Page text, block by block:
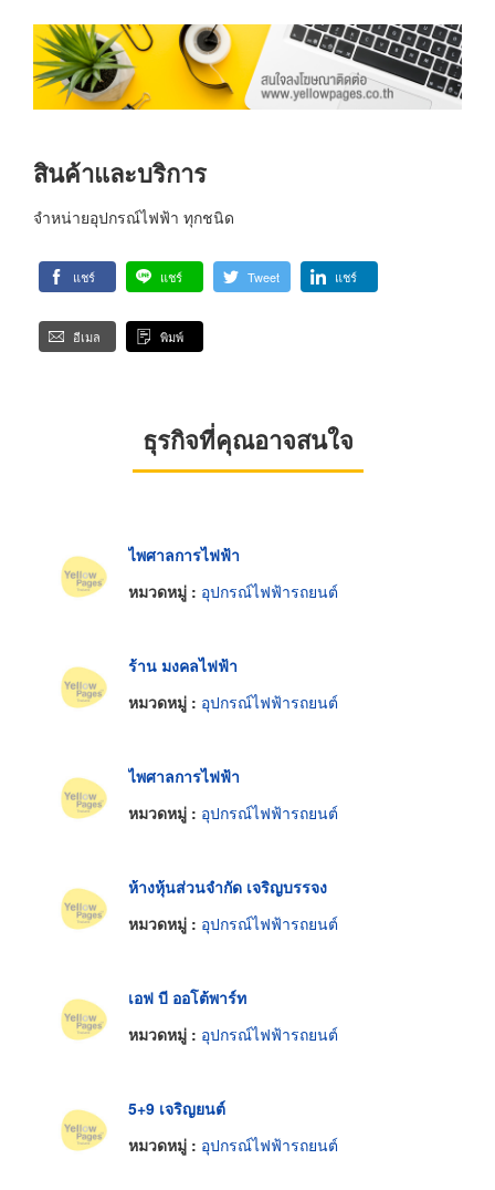
สินค้าและบริการ
จำหน่ายอุปกรณ์ไฟฟ้า ทุกชนิด
แชร์ แชร์ Tweet แชร์
อีเมล พิมพ์
ธุรกิจที่คุณอาจสนใจ
ไพศาลการไฟฟ้า
หมวดหมู่ : อุปกรณ์ไฟฟ้ารถยนต์
ร้าน มงคลไฟฟ้า
หมวดหมู่ : อุปกรณ์ไฟฟ้ารถยนต์
ไพศาลการไฟฟ้า
หมวดหมู่ : อุปกรณ์ไฟฟ้ารถยนต์
ห้างหุ้นส่วนจำกัด เจริญบรรจง
หมวดหมู่ : อุปกรณ์ไฟฟ้ารถยนต์
เอฟ บี ออโต้พาร์ท
หมวดหมู่ : อุปกรณ์ไฟฟ้ารถยนต์
5+9 เจริญยนต์
หมวดหมู่ : อุปกรณ์ไฟฟ้ารถยนต์